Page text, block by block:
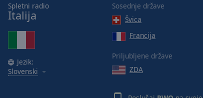
Font
Edge
Style
Spletni radio
Italija
Jezik:
Slovenski
Sosednje države
Švica
Francija
Priljubljene države
ZDA